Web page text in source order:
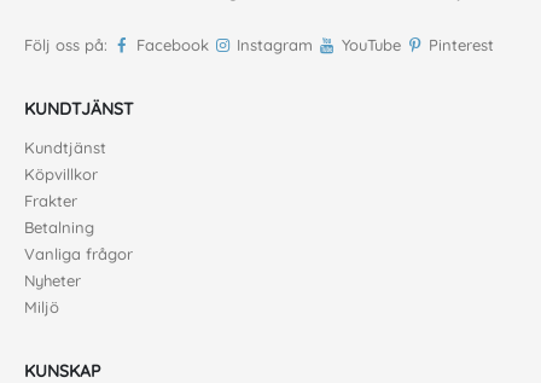
Följ oss på: Facebook Instagram YouTube Pinterest
KUNDTJÄNST
Kundtjänst
Köpvillkor
Frakter
Betalning
Vanliga frågor
Nyheter
Miljö
KUNSKAP